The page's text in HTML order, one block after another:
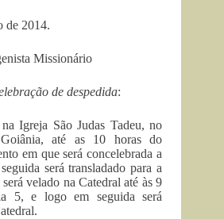
de 2014.
Missionário
de despedida:
Igreja São Judas Tadeu, no
até as 10 horas do
em que será concelebrada a
será transladado para a
velado na Catedral até às 9
5, e logo em seguida será